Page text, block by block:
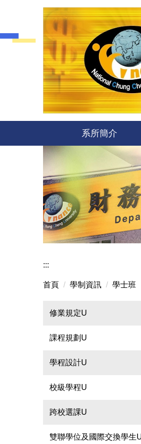
主
系所簡介
:::
首頁 學制資訊 學士班
修業規定U
課程規劃U
學程設計U
校級學程U
跨校選課U
雙聯學位及國際交換學生